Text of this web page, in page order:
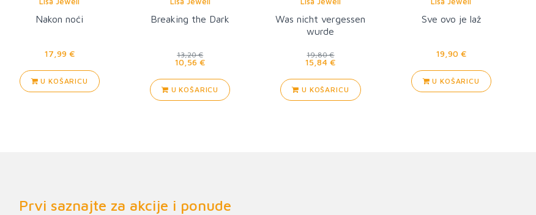
Nakon noći
17,99 €
U KOŠARICU
Breaking the Dark
13,20 €
10,56 €
U KOŠARICU
Was nicht vergessen
wurde
19,80 €
15,84 €
U KOŠARICU
Sve ovo je laž
19,90 €
U KOŠARICU
Prvi saznajte za akcije i ponude